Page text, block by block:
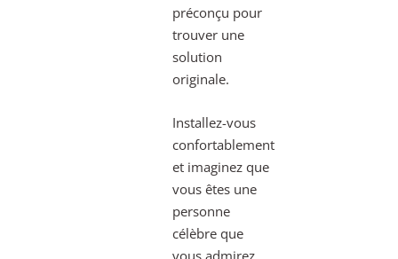
préconçu pour
trouver une
solution
originale.
Installez-vous
confortablement
et imaginez que
vous êtes une
personne
célèbre que
vous admirez